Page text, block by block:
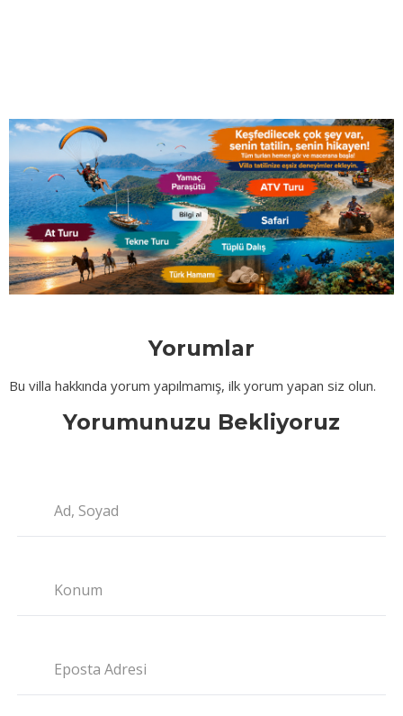
Yorumlar
Bu villa hakkında yorum yapılmamış, ilk yorum yapan siz olun.
Yorumunuzu Bekliyoruz
Ad, Soyad
Konum
Eposta Adresi